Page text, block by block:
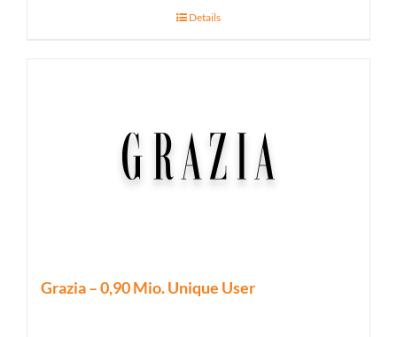
Details
Grazia – 0,90 Mio. Unique User